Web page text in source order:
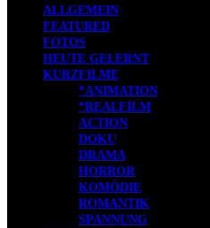
ALLGEMEIN
FEATURED
FOTOS
HEUTE GELERNT
KURZFILME
*ANIMATION
*REALFILM
ACTION
DOKU
DRAMA
HORROR
KOMÖDIE
ROMANTIK
SPANNUNG